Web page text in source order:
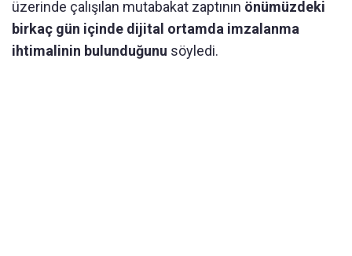
üzerinde çalışılan mutabakat zaptının önümüzdeki
birkaç gün içinde dijital ortamda imzalanma
ihtimalinin bulunduğunu söyledi.